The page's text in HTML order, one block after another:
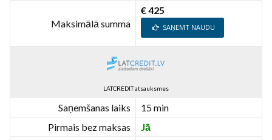
Maksimālā summa
€ 425
SAŅEMT NAUDU
LATCREDIT atsauksmes
Saņemšanas laiks
15 min
Pirmais bez maksas
Jā